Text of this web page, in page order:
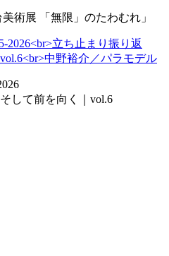
術展 「無限」のたわむれ」
して前を向く｜vol.6